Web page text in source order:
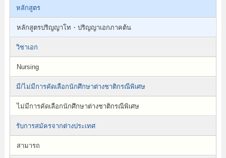
หลักสูตร
หลักสูตรปริญญาโท・ปริญญาเอกภาคต้น
วิชาเอก
Nursing
มี/ไม่มีการคัดเลือกนักศึกษาต่างชาติกรณีพิเศษ
ไม่มีการคัดเลือกนักศึกษาต่างชาติกรณีพิเศษ
รับการสมัครจากต่างประเทศ
สามารถ